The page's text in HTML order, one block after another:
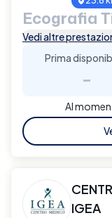
Ecografia
Vedi altre
Prima
-
Al
IGEA